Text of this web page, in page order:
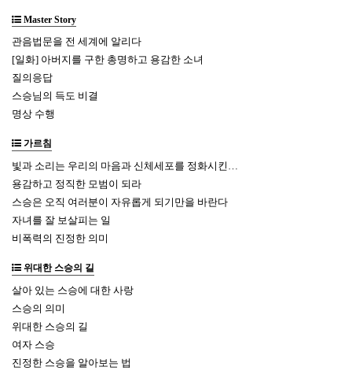
Master Story
관음법문을 전 세계에 알리다
[일화] 아버지를 구한 총명하고 용감한 소녀
질의응답
스승님의 득도 비결
명상 수행
가르침
빛과 소리는 우리의 마음과 신체세포를 정화시킨…
용감하고 정직한 모범이 되라
스승은 오직 여러분이 자유롭게 되기만을 바란다
자녀를 잘 보살피는 일
비폭력의 진정한 의미
위대한 스승의 길
살아 있는 스승에 대한 사랑
스승의 의미
위대한 스승의 길
여자 스승
진정한 스승을 알아보는 법